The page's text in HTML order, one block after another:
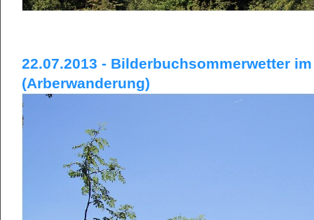
22.07.2013 - Bilderbuchsommerwetter
(Arberwanderung)